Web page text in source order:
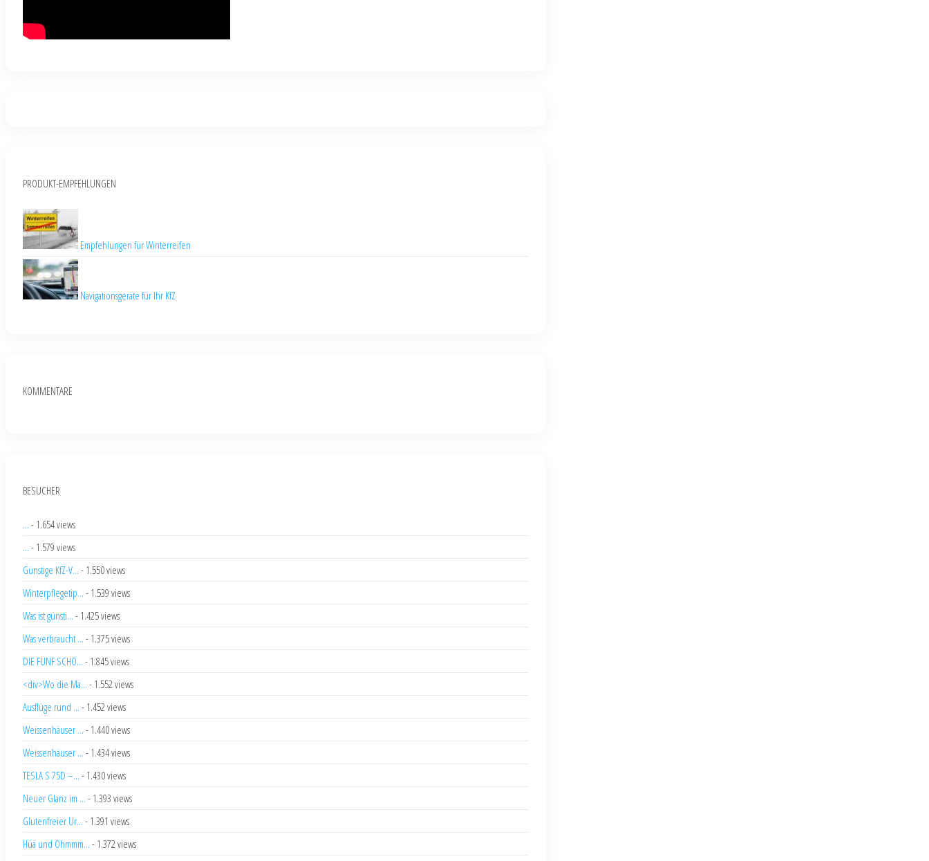
PRODUKT-EMPFEHLUNGEN
Empfehlungen für Winterreifen
Navigationsgeräte für Ihr KfZ
KOMMENTARE
BESUCHER
... - 1.654 views
... - 1.579 views
Günstige KfZ-V... - 1.550 views
Winterpflegetip... - 1.539 views
Was ist günsti... - 1.425 views
Was verbraucht ... - 1.375 views
DIE FÜNF SCHÖ... - 1.845 views
<div>Wo die Mä... - 1.552 views
Ausflüge rund ... - 1.452 views
Weissenhäuser ... - 1.440 views
Weissenhäuser ... - 1.434 views
TESLA S 75D –... - 1.430 views
Neuer Glanz im ... - 1.393 views
Glutenfreier Ur... - 1.391 views
Hüa und Ohmmm... - 1.372 views